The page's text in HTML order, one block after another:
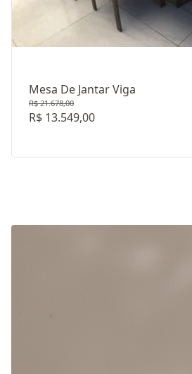
Mesa De Jantar Viga
R$ 21.678,00
R$ 13.549,00